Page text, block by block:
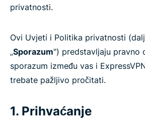
privatnosti.
Ovi Uvjeti i Politika privatnosti
„Sporazum") predstavljaju pravno
sporazum između vas i
trebate pažljivo pročitati.
1. Prihvaćanje